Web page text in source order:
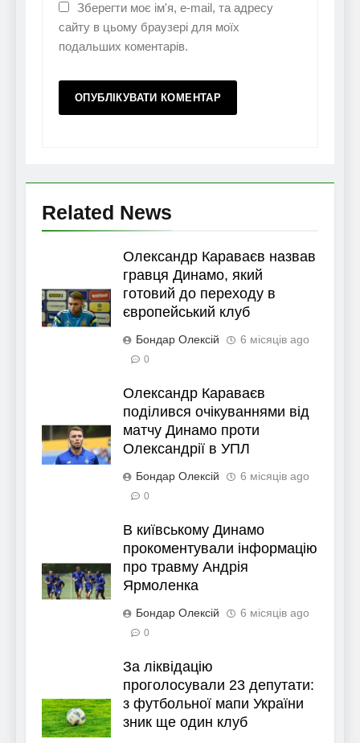
Зберегти моє ім'я, e-mail, та адресу
сайту в цьому браузері для моїх
подальших коментарів.
Related News
Олександр Караваєв назвав
гравця Динамо, який
готовий до переходу в
європейський клуб
Бондар Олексій 6 місяців ago
0
Олександр Караваєв
поділився очікуваннями від
матчу Динамо проти
Олександрії в УПЛ
Бондар Олексій 6 місяців ago
0
В київському Динамо
прокоментували інформацію
про травму Андрія
Ярмоленка
Бондар Олексій 6 місяців ago
0
За ліквідацію
проголосували 23 депутати:
з футбольної мапи України
зник ще один клуб